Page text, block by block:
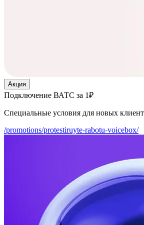
Акция
Подключение ВАТС за 1₽
Специальные условия для новых
/promotions/protestiruyte-rabotu-voicebox/